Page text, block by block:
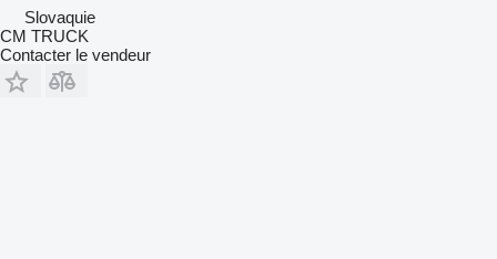
Slovaquie
CM TRUCK
Contacter le vendeur